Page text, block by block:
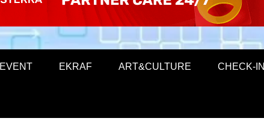
EVENT EKRAF ART&CULTURE CHECK-IN